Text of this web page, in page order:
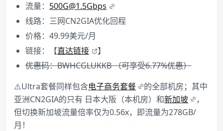
流量： 500G@1.5Gbps
线路：三网CN2GIA优化回程
价格：49.99美元/月
链接：【直达链接
】
优惠码：BWHCGLUKKB​ （可享受6.77%优惠）
⚠️Ultra套餐同样包含电子商务套餐
的全部机房；其中
亚洲CN2GIA的只有 日本大阪（本机房）和新加坡
，
但切换新加坡流量倍率仅为0.56x，即流量为278GB/
月！